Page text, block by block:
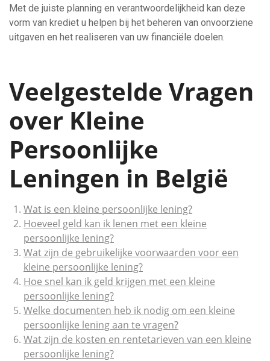
Met de juiste planning en verantwoordelijkheid kan deze
vorm van krediet u helpen bij het beheren van onvoorziene
uitgaven en het realiseren van uw financiële doelen.
Veelgestelde Vragen
over Kleine
Persoonlijke
Leningen in België
Wat is een kleine persoonlijke lening?
Hoeveel geld kan ik lenen met een kleine
persoonlijke lening?
Wat zijn de gebruikelijke voorwaarden voor een
kleine persoonlijke lening?
Hoe snel kan ik geld krijgen met een kleine
persoonlijke lening?
Welke documenten heb ik nodig om een kleine
persoonlijke lening aan te vragen?
Wat zijn de kosten en rentetarieven van een kleine
persoonlijke lening?